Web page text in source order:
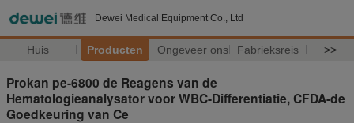
Dewei Medical Equipment Co., Ltd
Huis Producten Ongeveer ons Fabrieksreis >>
Prokan pe-6800 de Reagens van de
Hematologieanalysator voor WBC-Differentiatie, CFDA-de
Goedkeuring van Ce